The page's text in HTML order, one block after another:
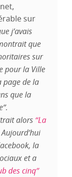
sur
j’avais
que
sur
pour la Ville
page de la
que la
alors “La
la
et a
des cinq”